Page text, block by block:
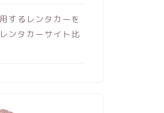
するレンタカーを
ンタカーサイト比